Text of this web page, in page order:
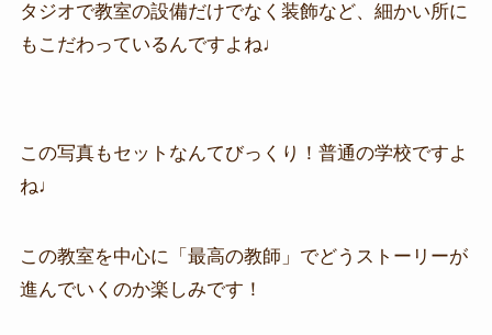
タジオで教室の設備だけでなく装飾など、細かい所に
もこだわっているんですよね♩
この写真もセットなんてびっくり！普通の学校ですよ
ね♩
この教室を中心に「最高の教師」でどうストーリーが
進んでいくのか楽しみです！